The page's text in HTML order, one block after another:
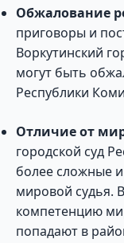
Обжалование
приговоры и
Воркутинский
могут быть
Республики
Отличие от
городской суд
более сложные
мировой судья.
компетенцию
попадают в